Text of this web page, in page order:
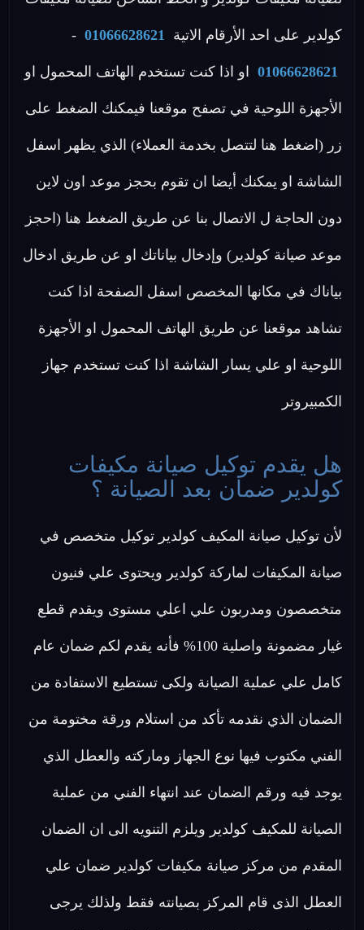
كولدير على احد الأرقام الاتية 01066628621
-
01066628621 او اذا كنت تستخدم الهاتف المحمول او
الأجهزة اللوحية في تصفح موقعنا فيمكنك الضغط على
زر (اضغط هنا لتتصل بخدمة العملاء) الذي يظهر اسفل
الشاشة او يمكنك أيضا ان تقوم بحجز موعد اون لاين
دون الحاجة ل الاتصال بنا عن طريق الضغط هنا (احجز
موعد صيانة كولدير) وإدخال بياناتك او عن طريق ادخال
بياناك في مكانها المخصص اسفل الصفحة اذا كنت
تشاهد موقعنا عن طريق الهاتف المحمول او الأجهزة
اللوحية او علي يسار الشاشة اذا كنت تستخدم جهاز
الكمبيروتر
هل يقدم توكيل صيانة مكيفات
كولدير ضمان بعد الصيانة ؟
لأن توكيل صيانة المكيف كولدير توكيل متخصص في
صيانة المكيفات لماركة كولدير ويحتوى علي فنيون
متخصصون ومدربون علي اعلي مستوى ويقدم قطع
غيار مضمونة واصلية 100% فأنه يقدم لكم ضمان عام
كامل علي عملية الصيانة ولكى تستطيع الاستفادة من
الضمان الذي نقدمه تأكد من استلام ورقة مختومة من
الفني مكتوب فيها نوع الجهاز وماركته والعطل الذي
يوجد فيه ورقم الضمان عند انتهاء الفني من عملية
الصيانة للمكيف كولدير ويلزم التنويه الى ان الضمان
المقدم من مركز صيانة مكيفات كولدير ضمان علي
العطل الذى قام المركز بصيانته فقط ولذلك يرجى